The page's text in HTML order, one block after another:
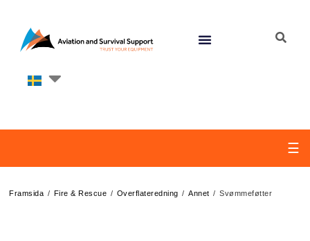
☰
Framsida / Fire & Rescue / Overflateredning / Annet / Svømmeføtter